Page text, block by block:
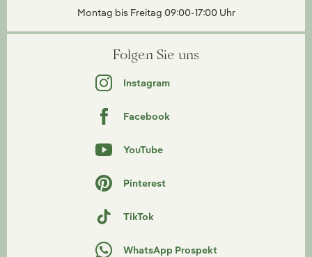
Montag bis Freitag 09:00-17:00 Uhr
Folgen Sie uns
Instagram
Facebook
YouTube
Pinterest
TikTok
WhatsApp Prospekt